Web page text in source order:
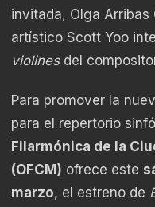
invitada, Olga
artístico Scott Yoo
violinesdel
Para promover la
para el repertorio
Filarmónica de la
(OFCM) ofrece este
marzo, el estreno de